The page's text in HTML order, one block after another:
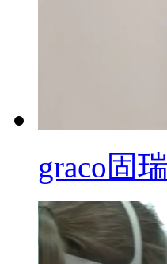
graco固